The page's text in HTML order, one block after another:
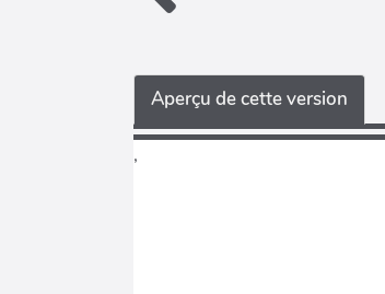
Aperçu de cette version